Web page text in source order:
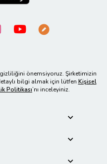
önemsiyoruz. Şirketimizin
bilgi almak için lütfen Kişisel
Politikası’nı inceleyiniz.